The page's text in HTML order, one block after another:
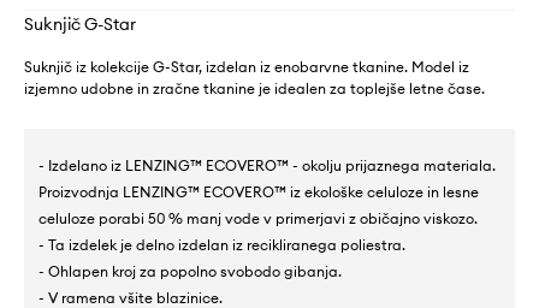
Suknjič G-Star
Suknjič iz kolekcije G-Star, izdelan iz enobarvne tkanine. Model iz
izjemno udobne in zračne tkanine je idealen za toplejše letne čase.
- Izdelano iz LENZING™ ECOVERO™ - okolju prijaznega materiala.
Proizvodnja LENZING™ ECOVERO™ iz ekološke celuloze in lesne
celuloze porabi 50 % manj vode v primerjavi z običajno viskozo.
- Ta izdelek je delno izdelan iz recikliranega poliestra.
- Ohlapen kroj za popolno svobodo gibanja.
- V ramena všite blazinice.